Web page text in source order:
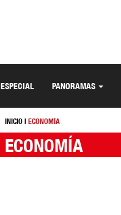
ESPECIAL PANORAMAS
INICIO| ECONOMÍA
ECONOMÍA